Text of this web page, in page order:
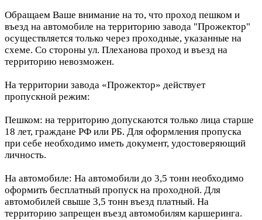
Обращаем Ваше внимание на то, что проход пешком и
въезд на автомобиле на территорию завода "Прожектор"
осуществляется только через проходные, указанные на
схеме. Со стороны ул. Плеханова проход и въезд на
территорию невозможен.
На территории завода «Прожектор» действует
пропускной режим:
Пешком: на территорию допускаются только лица старше
18 лет, граждане РФ или РБ. Для оформления пропуска
при себе необходимо иметь документ, удостоверяющий
личность.
На автомобиле: На автомобили до 3,5 тонн необходимо
оформить бесплатный пропуск на проходной. Для
автомобилей свыше 3,5 тонн въезд платный. На
территорию запрещен въезд автомобилям каршеринга.